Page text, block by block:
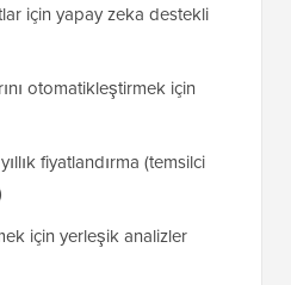
için yapay zeka destekli
otomatikleştirmek için
fiyatlandırma (temsilci
için yerleşik analizler